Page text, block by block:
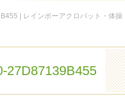
| レインボーアクロバット・体操
27D87139B455